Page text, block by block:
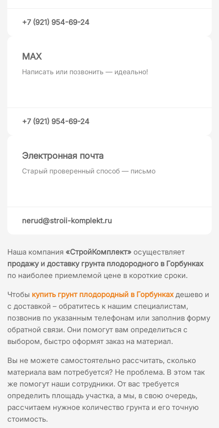
+7 (921) 954-69-24
MAХ
Написать или позвонить — идеально!
+7 (921) 954-69-24
Электронная почта
Старый проверенный способ — письмо
nerud@stroii-komplekt.ru
Наша компания «СтройКомплект» осуществляет
продажу и доставку грунта плодородного в Горбунках
по наиболее приемлемой цене в короткие сроки.
Чтобы купить грунт плодородный в Горбункахдешево и
с доставкой – обратитесь к нашим специалистам,
позвонив по указанным телефонам или заполнив форму
обратной связи. Они помогут вам определиться с
выбором, быстро оформят заказ на материал.
Вы не можете самостоятельно рассчитать, сколько
материала вам потребуется? Не проблема. В этом так
же помогут наши сотрудники. От вас требуется
определить площадь участка, а мы, в свою очередь,
рассчитаем нужное количество грунта и его точную
стоимость.